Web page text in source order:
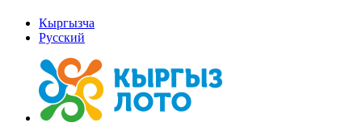
Кыргызча
Русский